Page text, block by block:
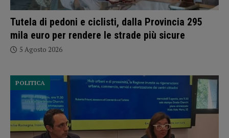
Tutela di pedoni e ciclisti, dalla Provincia 295
mila euro per rendere le strade più sicure
5 Agosto 2026
POLITICA